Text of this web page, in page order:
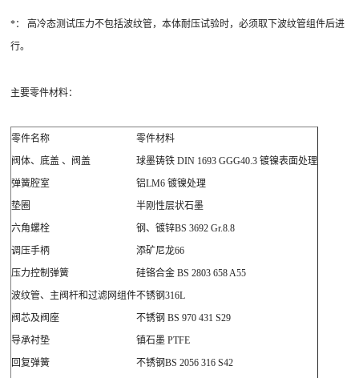
*： 高冷态测试压力不包括波纹管，本体耐压试验时，必须取下波纹管组件后进
行。
主要零件材料：
零件名称
零件材料
阀体、底盖 、阀盖
球墨铸铁 DIN 1693 GGG40.3 镀镍表面处理
弹簧腔室
铝LM6 镀镍处理
垫圈
半刚性层状石墨
六角螺栓
钢、镀锌BS 3692 Gr.8.8
调压手柄
添矿尼龙66
压力控制弹簧
硅铬合金 BS 2803 658 A55
波纹管、主阀杆和过滤网组件不锈钢316L
阀芯及阀座
不锈钢 BS 970 431 S29
导承衬垫
镇石墨 PTFE
回复弹簧
不锈钢BS 2056 316 S42